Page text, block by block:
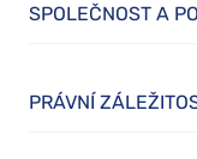
SPOLEČNOST A
PRÁVNÍ